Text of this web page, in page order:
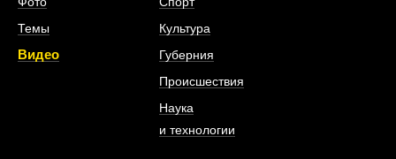
Темы
Видео
Культура
Губерния
Происшествия
Наука
и технологии